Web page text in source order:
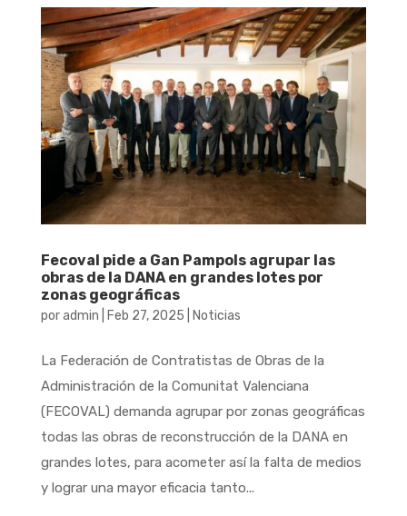
Fecoval pide a Gan Pampols agrupar las
obras de la DANA en grandes lotes por
zonas geográficas
poradmin Feb 27, 2025 Noticias
La Federación de Contratistas de Obras de la
Administración de la Comunitat Valenciana
(FECOVAL) demanda agrupar por zonas geográficas
todas las obras de reconstrucción de la DANA en
grandes lotes, para acometer así la falta de medios
y lograr una mayor eficacia tanto...